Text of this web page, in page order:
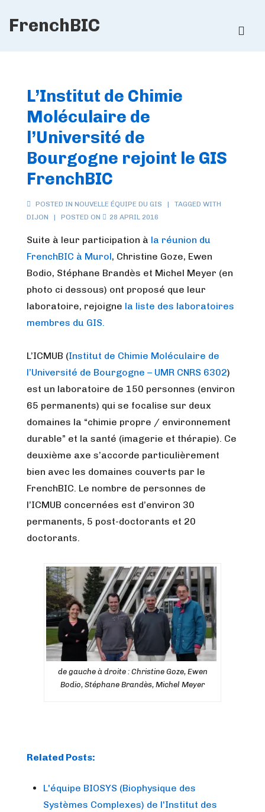
SkipFrenchBIC
L’Institut de Chimie
Moléculaire de
l’Université de
Bourgogne rejoint le GIS
FrenchBIC
POSTED IN NOUVELLE ÉQUIPE DU GIS
TAGGED WITH
DIJON
POSTED ON 28 APRIL 2016
Suite à leur participation à la réunion du
FrenchBIC à Murol, Christine Goze, Ewen
Bodio, Stéphane Brandès et Michel Meyer (en
photo ci dessous) ont proposé que leur
laboratoire, rejoigne la liste des laboratoires
membres du GIS.
L’ICMUB (Institut de Chimie Moléculaire de
l’Université de Bourgogne – UMR CNRS 6302)
est un laboratoire de 150 personnes (environ
65 permanents) qui se focalise sur deux
domaines la “chimie propre / environnement
durable” et la santé (imagerie et thérapie). Ce
deuxième axe s’accorde particulièrement
bien avec les domaines couverts par le
FrenchBIC. Le nombre de personnes de
l’ICMUB concernées est d’environ 30
permanents, 5 post-doctorants et 20
doctorants.
de gauche à droite : Christine Goze, Ewen
Bodio, Stéphane Brandès, Michel Meyer
Related Posts:
L'équipe BIOSYS (Biophysique des
Systèmes Complexes) de l'Institut des